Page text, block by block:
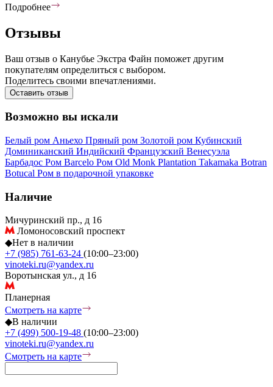
Подробнее
Отзывы
Ваш отзыв о Канубье Экстра Файн поможет другим
покупателям определиться с выбором.
Поделитесь своими впечатлениями.
Оставить отзыв
Возможно вы искали
Белый ром Аньехо Пряный ром Золотой ром Кубинский
Доминиканский Индийский Французский Венесуэла
Барбадос Ром Barcelo Ром Old Monk Plantation Takamaka Botran
Botucal Ром в подарочной упаковке
Наличие
Мичуринский пр., д 16
Ломоносовский проспект
◆Нет в наличии
+7 (985) 761-63-24 (10:00–23:00)
vinoteki.ru@yandex.ru
Воротынская ул., д 16
Планерная
Смотреть на карте
◆В наличии
+7 (499) 500-19-48 (10:00–23:00)
vinoteki.ru@yandex.ru
Смотреть на карте